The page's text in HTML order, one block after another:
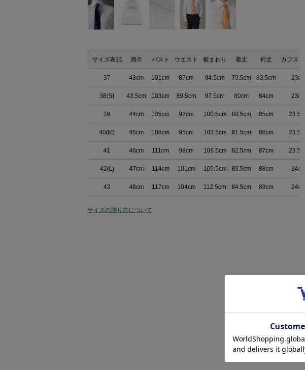
サイズ表記 肩巾 バスト ウエスト 裾まわり 着丈 裄丈 カフスま
37 43cm 101cm 87cm 94.5cm 79.5cm 83.5cm 23cm
38(S) 43.5cm 103cm 89.5cm 97.5cm 80cm 84cm 23cm
39 44cm 105cm 92cm 100.5cm 80.5cm 85cm 23.5cm
40(M) 45cm 108cm 95cm 103.5cm 81.5cm 86cm 23.5cm
41 46cm 111cm 98cm 106.5cm 82.5cm 87cm 23.5cm
42(L) 47cm 114cm 101cm 109.5cm 83.5cm 88cm 24cm
43 48cm 117cm 104cm 112.5cm 84.5cm 89cm 24cm
サイズの測り方について